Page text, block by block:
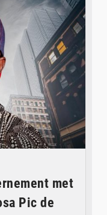
met
Pic de